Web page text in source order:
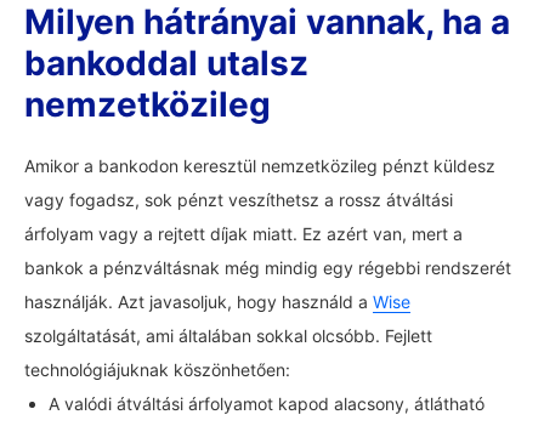
Milyen hátrányai vannak, ha a
bankoddal utalsz
nemzetközileg
Amikor a bankodon keresztül nemzetközileg pénzt küldesz
vagy fogadsz, sok pénzt veszíthetsz a rossz átváltási
árfolyam vagy a rejtett díjak miatt. Ez azért van, mert a
bankok a pénzváltásnak még mindig egy régebbi rendszerét
használják. Azt javasoljuk, hogy használd a Wise
szolgáltatását, ami általában sokkal olcsóbb. Fejlett
technológiájuknak köszönhetően:
A valódi átváltási árfolyamot kapod alacsony, átlátható